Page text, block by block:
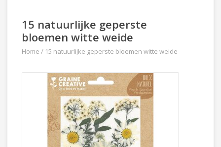
15 natuurlijke geperste
bloemen witte weide
Home / 15 natuurlijke geperste bloemen witte weide